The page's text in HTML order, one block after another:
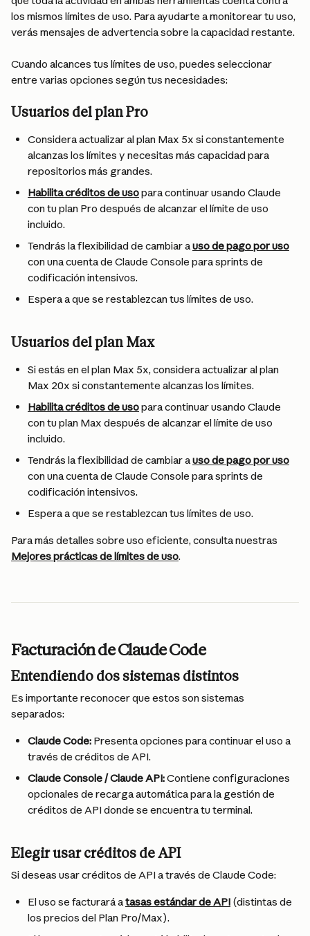
los mismos límites de uso. Para ayudarte a monitorear tu uso,
verás mensajes de advertencia sobre la capacidad restante.
Cuando alcances tus límites de uso, puedes seleccionar
entre varias opciones según tus necesidades:
Usuarios del plan Pro
Considera actualizar al plan Max 5x si constantemente
alcanzas los límites y necesitas más capacidad para
repositorios más grandes.
Habilita créditos de uso para continuar usando Claude
con tu plan Pro después de alcanzar el límite de uso
incluido.
Tendrás la flexibilidad de cambiar a uso de pago por uso
con una cuenta de Claude Console para sprints de
codificación intensivos.
Espera a que se restablezcan tus límites de uso.
Usuarios del plan Max
Si estás en el plan Max 5x, considera actualizar al plan
Max 20x si constantemente alcanzas los límites.
Habilita créditos de uso para continuar usando Claude
con tu plan Max después de alcanzar el límite de uso
incluido.
Tendrás la flexibilidad de cambiar a uso de pago por uso
con una cuenta de Claude Console para sprints de
codificación intensivos.
Espera a que se restablezcan tus límites de uso.
Para más detalles sobre uso eficiente, consulta nuestras
Mejores prácticas de límites de uso.
Facturación de Claude Code
Entendiendo dos sistemas distintos
Es importante reconocer que estos son sistemas
separados:
Claude Code: Presenta opciones para continuar el uso a
través de créditos de API.
Claude Console / Claude API: Contiene configuraciones
opcionales de recarga automática para la gestión de
créditos de API donde se encuentra tu terminal.
Elegir usar créditos de API
Si deseas usar créditos de API a través de Claude Code:
El uso se facturará a tasas estándar de API (distintas de
los precios del Plan Pro/Max).